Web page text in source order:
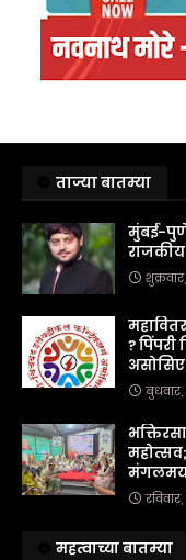
ताज्या बातम्या
मुंबई-पुणे
? पिंपरी
मंगलमय
महत्वाच्या बातम्या